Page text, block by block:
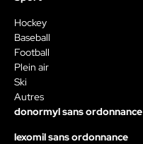
Hockey
Baseball
Football
Plein air
Ski
Autres
donormyl sans ordonnance
lexomil sans ordonnance